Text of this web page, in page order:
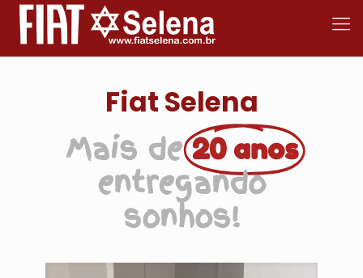
Fiat Selena
Mais de20 anos
entregando
sonhos!